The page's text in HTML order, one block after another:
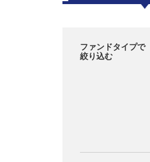
ファンドタイプで
絞り込む